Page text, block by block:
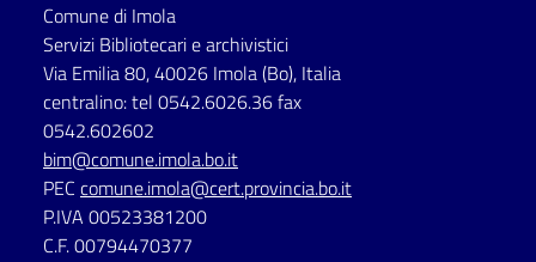
Seguici
su
Comune di Imola
Servizi Bibliotecari e archivistici
Via Emilia 80, 40026 Imola (Bo), Italia
centralino: tel 0542.6026.36 fax
0542.602602
bim@comune.imola.bo.it
PEC comune.imola@cert.provincia.bo.it
P.IVA 00523381200
C.F. 00794470377